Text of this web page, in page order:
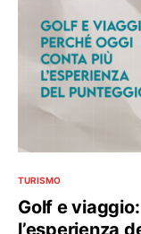
TURISMO
Golf e
l’esperienza